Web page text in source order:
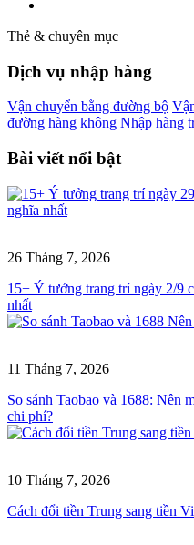
Thẻ & chuyên mục
Dịch vụ nhập hàng
Vận chuyển bằng đường bộ
đường hàng không Nhập hàng
Bài viết nổi bật
26 Tháng 7, 2026
15+ Ý tưởng trang trí ngày 2/9
nhất
11 Tháng 7, 2026
So sánh Taobao và 1688: Nên
chi phí?
10 Tháng 7, 2026
Cách đổi tiền Trung sang tiền